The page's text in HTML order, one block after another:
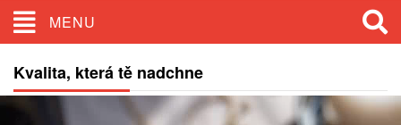
MENU
Kvalita, která tě nadchne